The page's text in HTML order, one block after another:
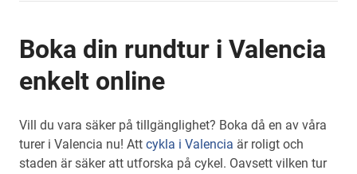
Boka din rundtur i Valencia
enkelt online
Vill du vara säker på tillgänglighet? Boka då en av våra
turer i Valencia nu! Att cykla i Valencia är roligt och
staden är säker att utforska på cykel. Oavsett vilken tur